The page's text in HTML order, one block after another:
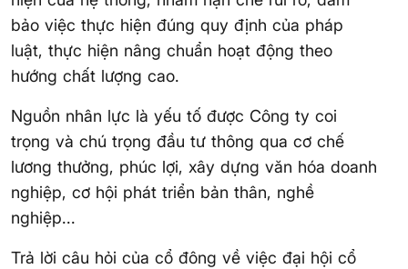
bảo việc thực hiện đúng quy định của pháp
luật, thực hiện nâng chuẩn hoạt động theo
hướng chất lượng cao.
Nguồn nhân lực là yếu tố được Công ty coi
trọng và chú trọng đầu tư thông qua cơ chế
lương thưởng, phúc lợi, xây dựng văn hóa doanh
nghiệp, cơ hội phát triển bản thân, nghề
nghiệp...
Trả lời câu hỏi của cổ đông về việc đại hội cổ